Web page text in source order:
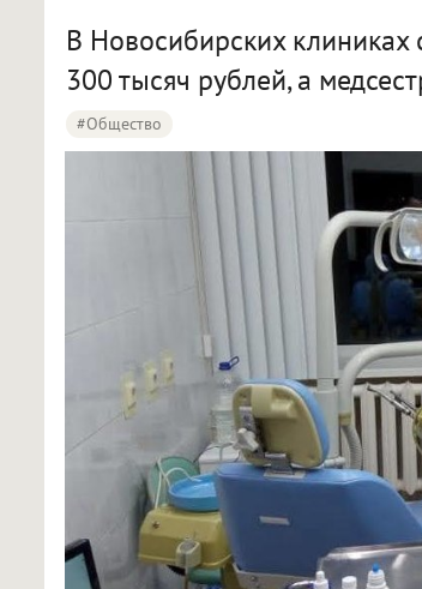
В Новосибирских клиниках
300 тысяч рублей, а
#Общество